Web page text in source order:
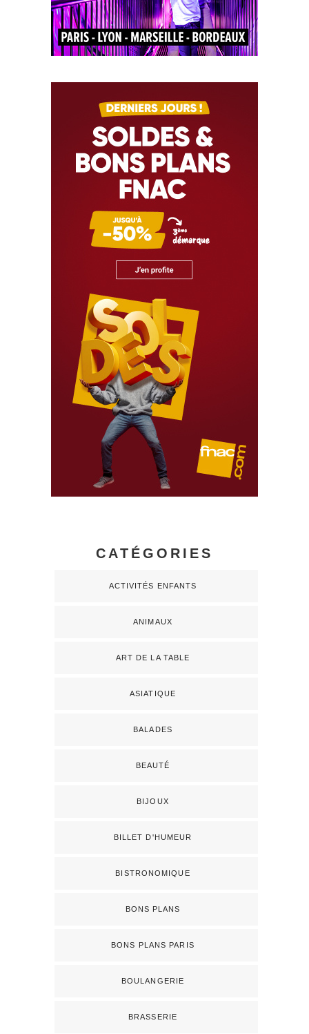
CATÉGORIES
ACTIVITÉS ENFANTS
ANIMAUX
ART DE LA TABLE
ASIATIQUE
BALADES
BEAUTÉ
BIJOUX
BILLET D'HUMEUR
BISTRONOMIQUE
BONS PLANS
BONS PLANS PARIS
BOULANGERIE
BRASSERIE